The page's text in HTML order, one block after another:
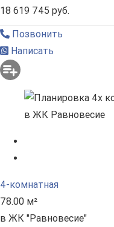
18 619 745 руб.
Позвонить
Написать
4-комнатная
78.00 м²
в ЖК "Равновесие"